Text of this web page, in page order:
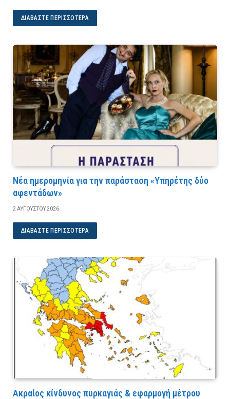
ΔΙΑΒΆΣΤΕ ΠΕΡΙΣΣΌΤΕΡΑ
Νέα ημερομηνία για την παράσταση «Υπηρέτης δύο
αφεντάδων»
2 ΑΥΓΟΎΣΤΟΥ 2026
ΔΙΑΒΆΣΤΕ ΠΕΡΙΣΣΌΤΕΡΑ
Ακραίος κίνδυνος πυρκαγιάς & εφαρμογή μέτρου